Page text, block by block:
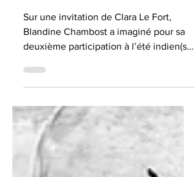
Blandine Chambost
Sur une invitation de Clara Le Fort,
Blandine Chambost a imaginé pour sa
deuxième participation à l’été indien(s)